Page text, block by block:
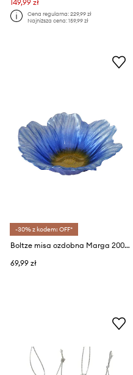
149,99 zł
Cena regularna:229,99 zł
Najniższa cena:159,99 zł
-30% z kodem: OFF*
Boltze misa ozdobna Marga 200 ml
69,99 zł